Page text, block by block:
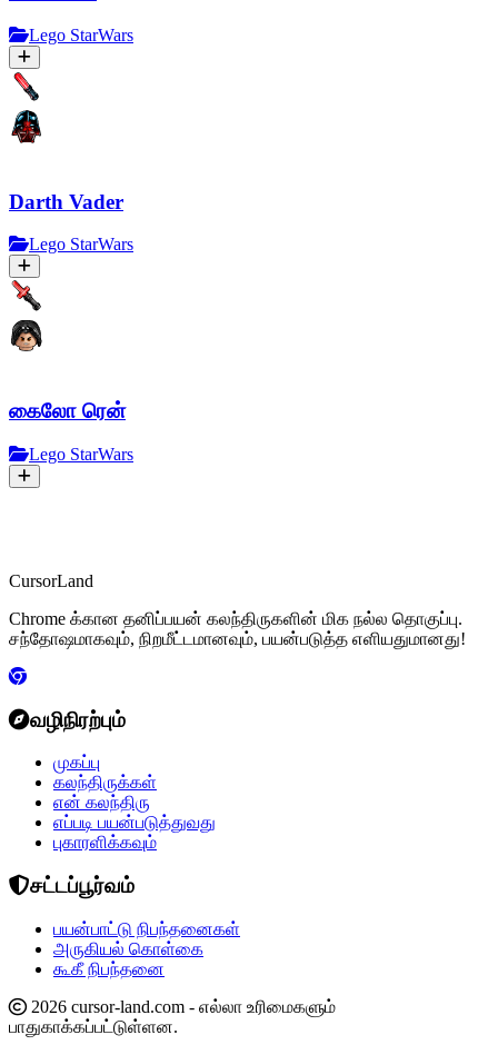
Lego StarWars
Darth Vader
Lego StarWars
கைலோ ரென்
Lego StarWars
CursorLand
Chrome க்கான தனிப்பயன் கலந்திருகளின் மிக நல்ல தொகுப்பு.
சந்தோஷமாகவும், நிறமீட்டமானவும், பயன்படுத்த எளியதுமானது!
வழிநிரற்பும்
முகப்பு
கலந்திருக்கள்
என் கலந்திரு
எப்படி பயன்படுத்துவது
புகாரளிக்கவும்
சட்டப்பூர்வம்
பயன்பாட்டு நிபந்தனைகள்
அருகியல் கொள்கை
கூகீ நிபந்தனை
2026 cursor-land.com - எல்லா உரிமைகளும்
பாதுகாக்கப்பட்டுள்ளன.